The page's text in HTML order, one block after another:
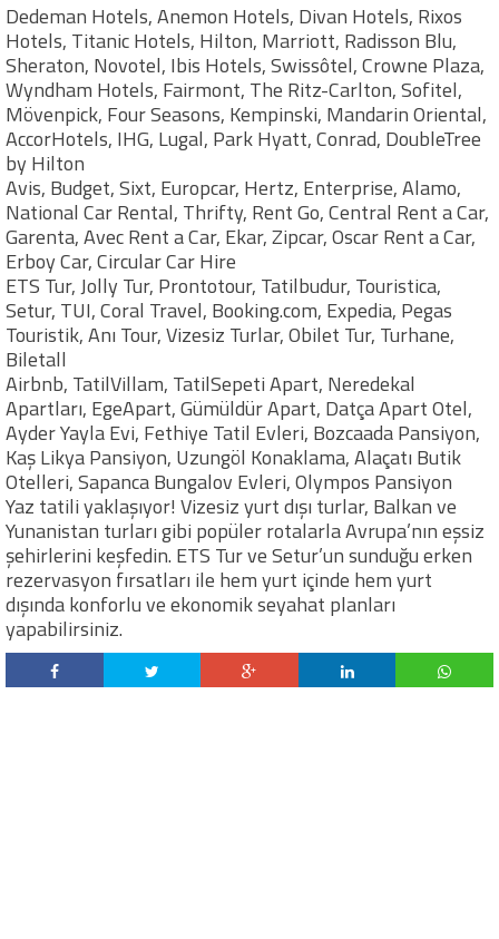
Dedeman Hotels, Anemon Hotels, Divan Hotels, Rixos
Hotels, Titanic Hotels, Hilton, Marriott, Radisson Blu,
Sheraton, Novotel, Ibis Hotels, Swissôtel, Crowne Plaza,
Wyndham Hotels, Fairmont, The Ritz-Carlton, Sofitel,
Mövenpick, Four Seasons, Kempinski, Mandarin Oriental,
AccorHotels, IHG, Lugal, Park Hyatt, Conrad, DoubleTree
by Hilton
Avis, Budget, Sixt, Europcar, Hertz, Enterprise, Alamo,
National Car Rental, Thrifty, Rent Go, Central Rent a Car,
Garenta, Avec Rent a Car, Ekar, Zipcar, Oscar Rent a Car,
Erboy Car, Circular Car Hire
ETS Tur, Jolly Tur, Prontotour, Tatilbudur, Touristica,
Setur, TUI, Coral Travel, Booking.com, Expedia, Pegas
Touristik, Anı Tour, Vizesiz Turlar, Obilet Tur, Turhane,
Biletall
Airbnb, TatilVillam, TatilSepeti Apart, Neredekal
Apartları, EgeApart, Gümüldür Apart, Datça Apart Otel,
Ayder Yayla Evi, Fethiye Tatil Evleri, Bozcaada Pansiyon,
Kaş Likya Pansiyon, Uzungöl Konaklama, Alaçatı Butik
Otelleri, Sapanca Bungalov Evleri, Olympos Pansiyon
Yaz tatili yaklaşıyor! Vizesiz yurt dışı turlar, Balkan ve
Yunanistan turları gibi popüler rotalarla Avrupa’nın eşsiz
şehirlerini keşfedin. ETS Tur ve Setur’un sunduğu erken
rezervasyon fırsatları ile hem yurt içinde hem yurt
dışında konforlu ve ekonomik seyahat planları
yapabilirsiniz.